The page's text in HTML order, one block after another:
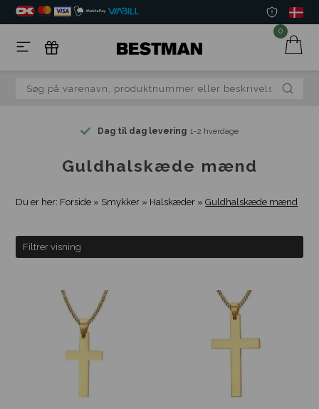
0
Dag til dag levering 1-2 hverdage
Guldhalskæde mænd
Du er her: Forside » Smykker » Halskæder »Guldhalskæde mænd
Filtrer visning